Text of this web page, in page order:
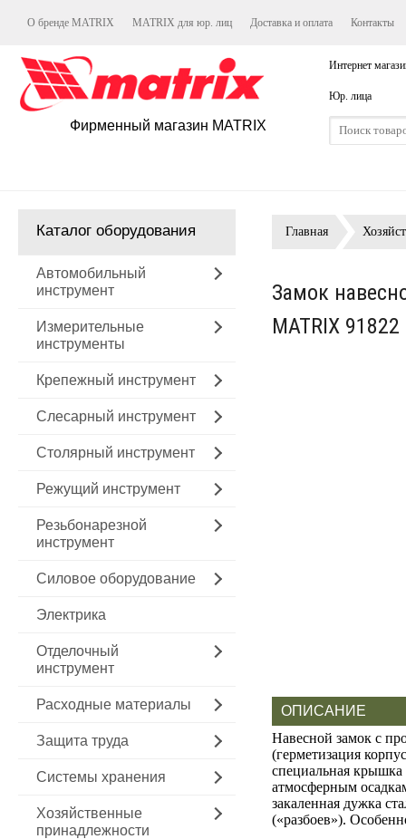
О бренде MATRIX MATRIX для юр. лиц Доставка и оплата Контакты
Фирменный магазин MATRIX
Интернет
Юр. лица
Каталог оборудования
Автомобильный
инструмент
Измерительные
инструменты
Крепежный инструмент
Слесарный инструмент
Столярный инструмент
Режущий инструмент
Резьбонарезной
инструмент
Силовое оборудование
Электрика
Отделочный
инструмент
Расходные материалы
Защита труда
Системы хранения
Хозяйственные
принадлежности
Главная
Замок
MATRIX 91822
ОПИСАНИЕ
Навесной замок с
(герметизация
специальная крышка
атмосферным
закаленная дужка
(«разбоев»).